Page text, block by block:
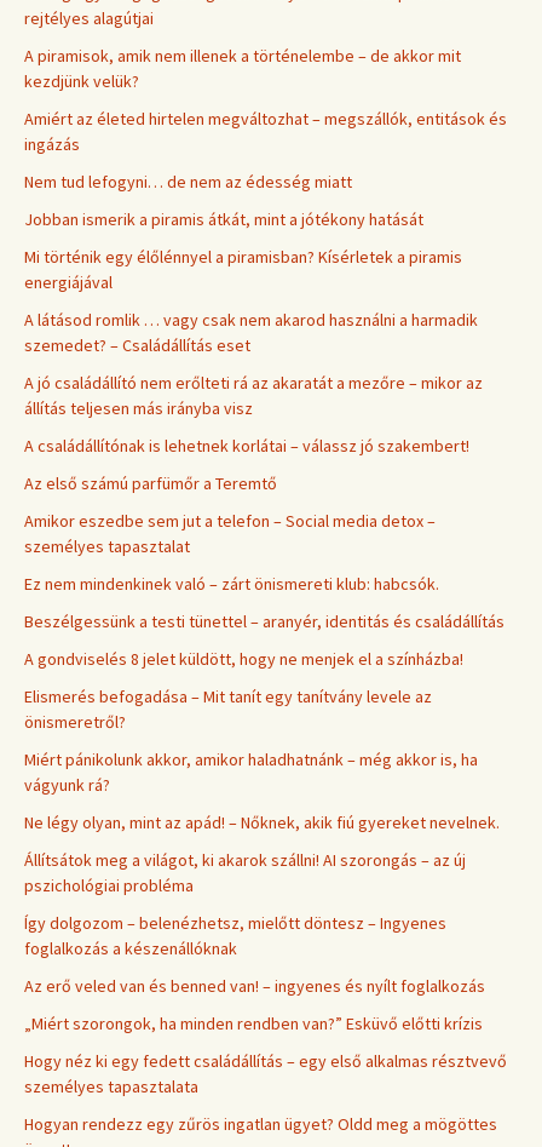
rejtélyes alagútjai
A piramisok, amik nem illenek a történelembe – de akkor mit
kezdjünk velük?
Amiért az életed hirtelen megváltozhat – megszállók, entitások és
ingázás
Nem tud lefogyni… de nem az édesség miatt
Jobban ismerik a piramis átkát, mint a jótékony hatását
Mi történik egy élőlénnyel a piramisban? Kísérletek a piramis
energiájával
A látásod romlik … vagy csak nem akarod használni a harmadik
szemedet? – Családállítás eset
A jó családállító nem erőlteti rá az akaratát a mezőre – mikor az
állítás teljesen más irányba visz
A családállítónak is lehetnek korlátai – válassz jó szakembert!
Az első számú parfümőr a Teremtő
Amikor eszedbe sem jut a telefon – Social media detox –
személyes tapasztalat
Ez nem mindenkinek való – zárt önismereti klub: habcsók.
Beszélgessünk a testi tünettel – aranyér, identitás és családállítás
A gondviselés 8 jelet küldött, hogy ne menjek el a színházba!
Elismerés befogadása – Mit tanít egy tanítvány levele az
önismeretről?
Miért pánikolunk akkor, amikor haladhatnánk – még akkor is, ha
vágyunk rá?
Ne légy olyan, mint az apád! – Nőknek, akik fiú gyereket nevelnek.
Állítsátok meg a világot, ki akarok szállni! AI szorongás – az új
pszichológiai probléma
Így dolgozom – belenézhetsz, mielőtt döntesz – Ingyenes
foglalkozás a készenállóknak
Az erő veled van és benned van! – ingyenes és nyílt foglalkozás
„Miért szorongok, ha minden rendben van?” Esküvő előtti krízis
Hogy néz ki egy fedett családállítás – egy első alkalmas résztvevő
személyes tapasztalata
Hogyan rendezz egy zűrös ingatlan ügyet? Oldd meg a mögöttes